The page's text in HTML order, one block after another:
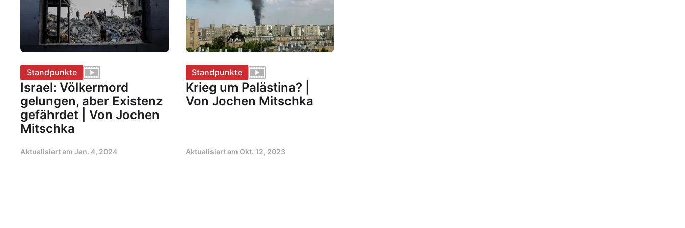
Standpunkte
Israel: Völkermord
gelungen, aber Existenz
gefährdet | Von Jochen
Mitschka
Aktualisiert am Jan. 4, 2024
Standpunkte
Krieg um Palästina? |
Von Jochen Mitschka
Aktualisiert am Okt. 12, 2023